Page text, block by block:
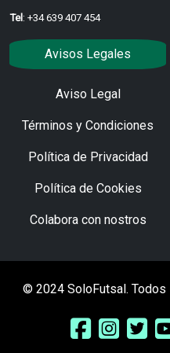
Tel : +34 639 407 454
Avisos Legales
Aviso Legal
Términos y Condiciones
Política de Privacidad
Política de Cookies
Colabora con nostros
© 2024 SoloFutsal.